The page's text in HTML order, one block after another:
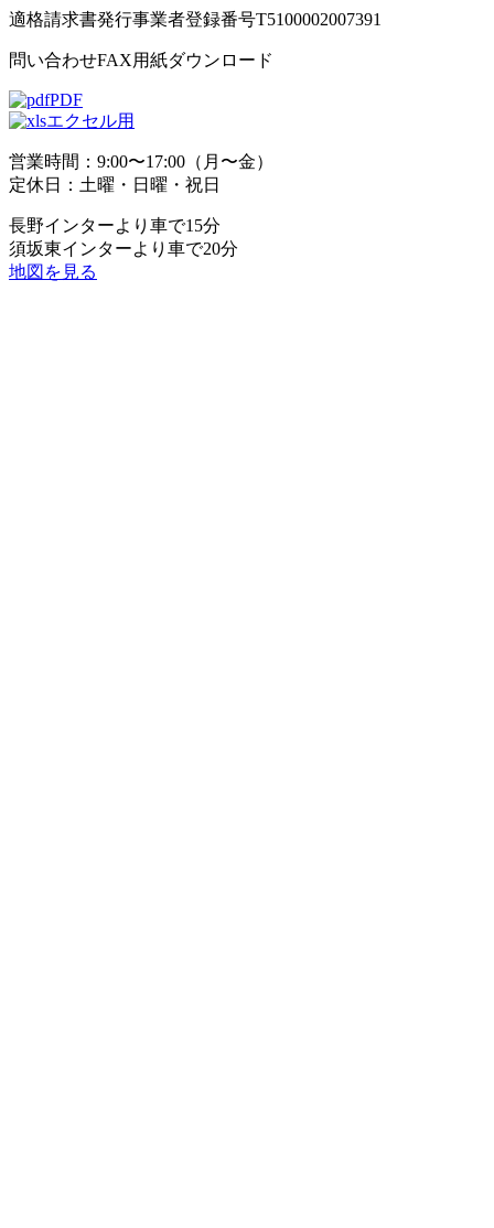
適格請求書発行事業者登録番号T5100002007391
問い合わせFAX用紙ダウンロード
PDF
エクセル用
営業時間：9:00〜17:00（月〜金）
定休日：土曜・日曜・祝日
長野インターより車で15分
須坂東インターより車で20分
地図を見る